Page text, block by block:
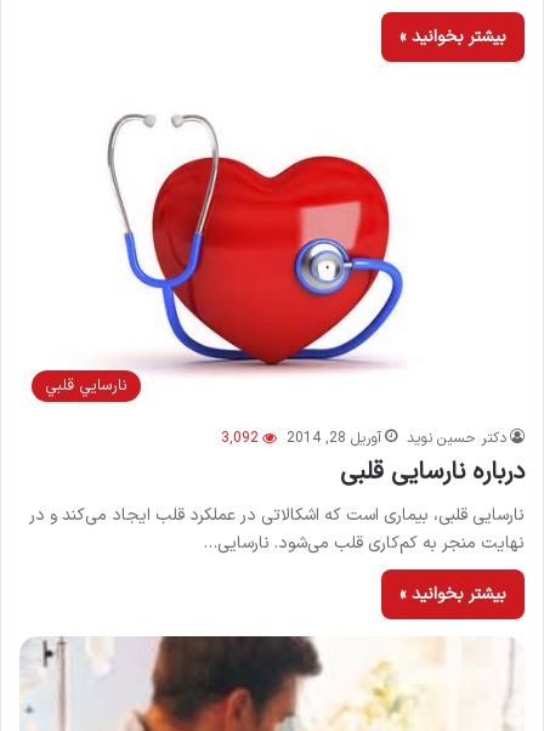
بیشتر بخوانید »
نارسايي قلبي
دکتر حسین نوید آوریل 28, 2014 3,092
درباره نارسایی قلبی
نارسایی قلبی، بیماری است که اشکالاتی در عملکرد قلب ایجاد می‌کند و در
نهایت منجر به کم‌کاری قلب می‌شود. نارسایی…
بیشتر بخوانید »